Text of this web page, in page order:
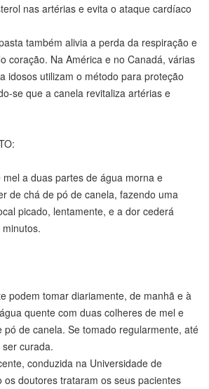
nas artérias e evita o ataque cardíaco
também alivia a perda da respiração e
coração. Na América e no Canadá, várias
idosos utilizam o método para proteção
se que a canela revitaliza artérias e
a duas partes de água morna e
de chá de pó de canela, fazendo uma
picado, lentamente, e a dor cederá
podem tomar diariamente, de manhã e à
quente com duas colheres de mel e
pó de canela. Se tomado regularmente, até
curada.
conduzida na Universidade de
os doutores trataram os seus pacientes